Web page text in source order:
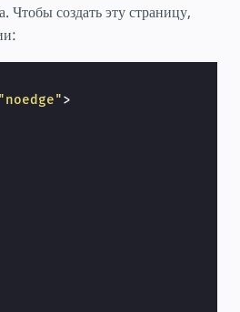
Чтобы создать эту страницу,
"noedge">